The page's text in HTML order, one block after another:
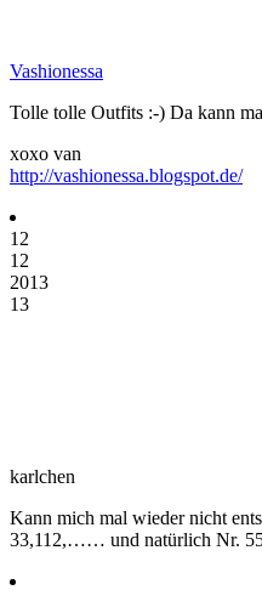
Vashionessa
Tolle tolle Outfits :-) Da kann
xoxo van
http://vashionessa.blogspot.de/
12
12
2013
13
karlchen
Kann mich mal wieder nicht
33,112,…… und natürlich Nr.